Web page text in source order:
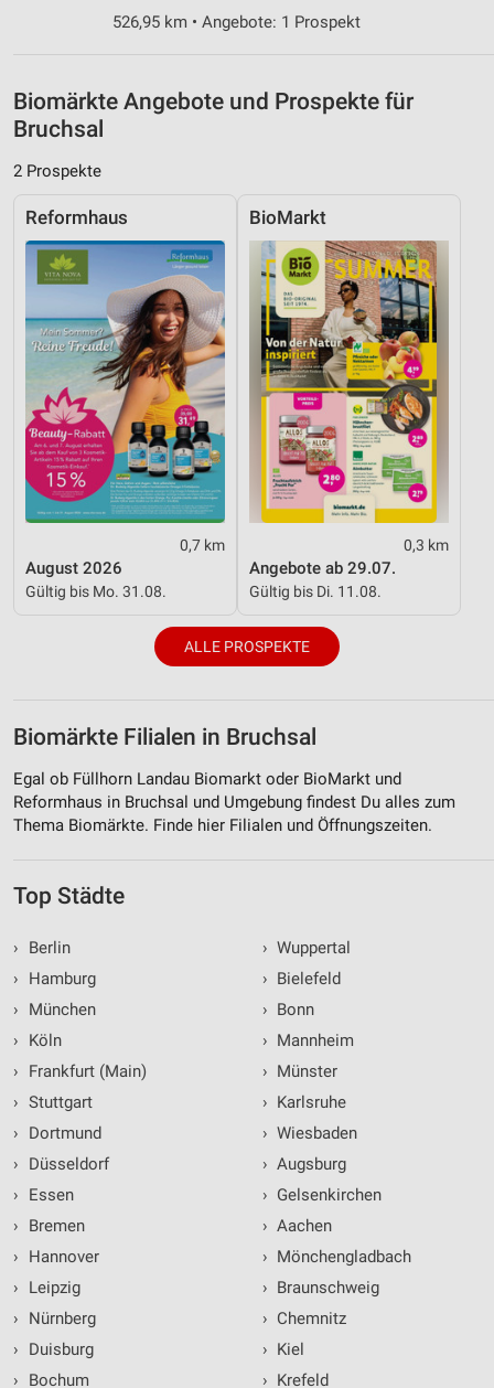
526,95 km • Angebote: 1 Prospekt
Biomärkte Angebote und Prospekte für
Bruchsal
2 Prospekte
Reformhaus
0,7 km
August 2026
Gültig bis Mo. 31.08.
BioMarkt
0,3 km
Angebote ab 29.07.
Gültig bis Di. 11.08.
ALLE PROSPEKTE
Biomärkte Filialen in Bruchsal
Egal ob Füllhorn Landau Biomarkt oder BioMarkt und
Reformhaus in Bruchsal und Umgebung findest Du alles zum
Thema Biomärkte. Finde hier Filialen und Öffnungszeiten.
Top Städte
›
Berlin
›
Hamburg
›
München
›
Köln
›
Frankfurt (Main)
› Stuttgart
›
Dortmund
›
Düsseldorf
›
Essen
›
Bremen
›
Hannover
›
Leipzig
›
Nürnberg
›
Duisburg
›
Bochum
› Wuppertal
› Bielefeld
› Bonn
› Mannheim
› Münster
› Karlsruhe
› Wiesbaden
› Augsburg
› Gelsenkirchen
› Aachen
› Mönchengladbach
› Braunschweig
› Chemnitz
› Kiel
› Krefeld
Nicht-IAB-Verarbeitungszwecke:
Performance
Funktional